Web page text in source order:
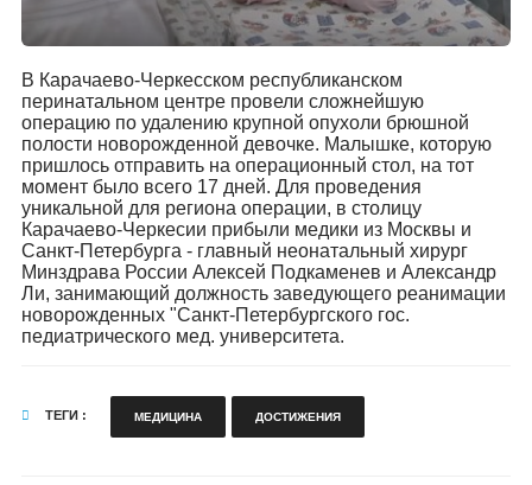
В Карачаево-Черкесском республиканском
перинатальном центре провели сложнейшую
операцию по удалению крупной опухоли брюшной
полости новорожденной девочке. Малышке, которую
пришлось отправить на операционный стол, на тот
момент было всего 17 дней. Для проведения
уникальной для региона операции, в столицу
Карачаево-Черкесии прибыли медики из Москвы и
Санкт-Петербурга - главный неонатальный хирург
Минздрава России Алексей Подкаменев и Александр
Ли, занимающий должность заведующего реанимации
новорожденных "Санкт-Петербургского гос.
педиатрического мед. университета.
ТЕГИ : МЕДИЦИНА ДОСТИЖЕНИЯ